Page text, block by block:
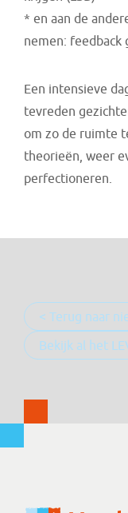
* en aan de
nemen: feedback
Een intensieve
tevreden
om zo de ruimte
theorieën, weer
perfectioneren.
< Terug naar
Bekijk al het